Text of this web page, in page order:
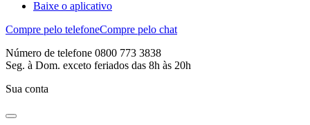
Baixe o aplicativo
Compre pelo telefoneCompre pelo chat
Número de telefone 0800 773 3838
Seg. à Dom. exceto feriados das 8h às 20h
Sua conta